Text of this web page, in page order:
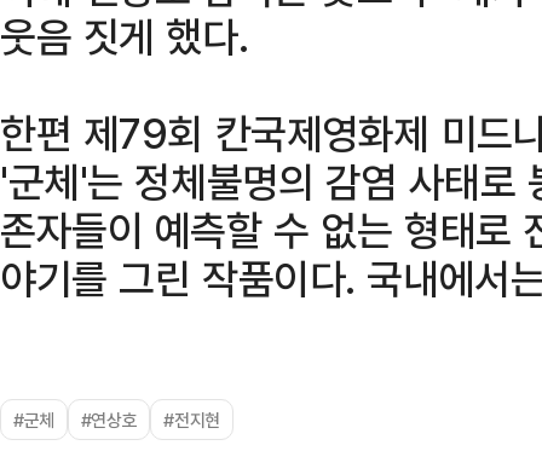
웃음 짓게 했다.
한편 제79회 칸국제영화제 미드
'군체'는 정체불명의 감염 사태로
존자들이 예측할 수 없는 형태로
야기를 그린 작품이다. 국내에서
#군체 #연상호 #전지현